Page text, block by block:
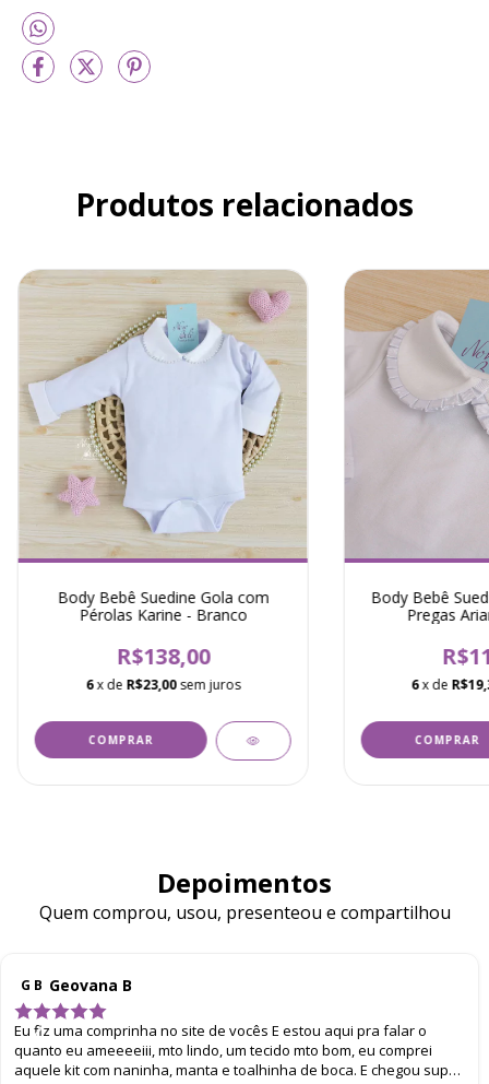
Produtos relacionados
Body Bebê Suedine Gola com
Pérolas Karine - Branco
R$138,00
6x de R$23,00 sem juros
COMPRAR
Body Bebê
Pregas
6x de
COMPRAR
Depoimentos
Quem comprou, usou, presenteou e compartilhou
G B Geovana B
Eu fiz uma comprinha no site de vocês E estou aqui pra falar o
quanto eu ameeeeiii, mto lindo, um tecido mto bom, eu comprei
aquele kit com naninha, manta e toalhinha de boca. E chegou super